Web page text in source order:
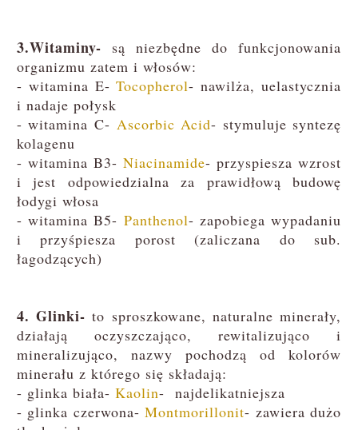
3.Witaminy- są niezbędne do funkcjonowania
organizmu zatem i włosów:
- witamina E-Tocopherol- nawilża, uelastycznia
i nadaje połysk
- witamina C- Ascorbic Acid- stymuluje syntezę
kolagenu
- witamina B3-Niacinamide- przyspiesza wzrost
i jest odpowiedzialna za prawidłową budowę
łodygi włosa
- witamina B5- Panthenol- zapobiega wypadaniu
i przyśpiesza porost (zaliczana do sub.
łagodzących)
4. Glinki- to sproszkowane, naturalne minerały,
działają oczyszczająco, rewitalizująco i
mineralizująco, nazwy pochodzą od kolorów
minerału z którego się składają:
- glinka biała- Kaolin- najdelikatniejsza
- glinka czerwona-Montmorillonit- zawiera dużo